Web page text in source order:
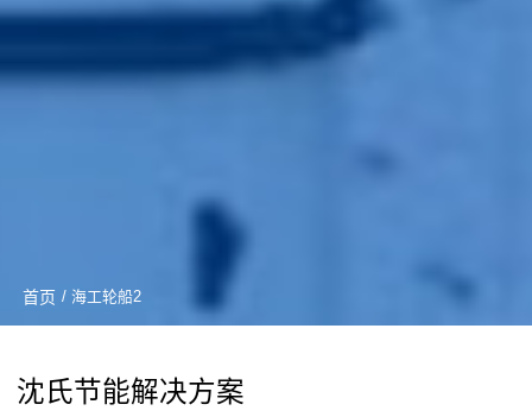
首页 / 海工轮船2
沈氏节能解决方案